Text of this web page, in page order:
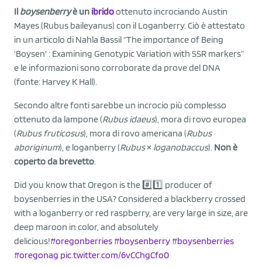
Il boysenberryè un ibridoottenuto incrociando Austin
Mayes (Rubus baileyanus) con il Loganberry. Ciò è attestato
in un articolo di Nahla Bassil “The importance of Being
‘Boysen' : Examining Genotypic Variation with SSR markers”
e le informazioni sono corroborate da prove del DNA
(fonte: Harvey K Hall).
Secondo altre fonti sarebbe un incrocio più complesso
ottenuto da lampone (Rubus idaeus), mora di rovo europea
(Rubus fruticosus), mora di rovo americana (Rubus
aboriginum), e loganberry (Rubus× loganobaccus). Non è
coperto da brevetto.
Did you know that Oregon is the #️⃣1️⃣ producer of
boysenberries in the USA? Considered a blackberry crossed
with a loganberry or red raspberry, are very large in size, are
deep maroon in color, and absolutely
delicious!#oregonberries #boysenberry #boysenberries
#oregonag pic.twitter.com/6vCChgCfo0